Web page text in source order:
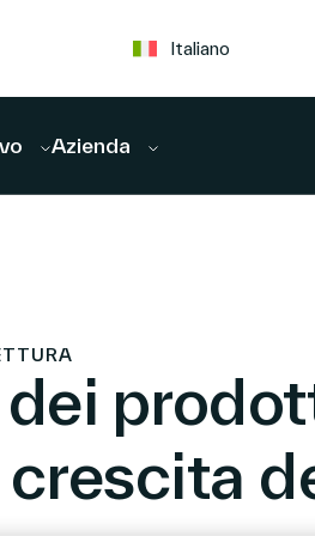
Italiano
Azienda